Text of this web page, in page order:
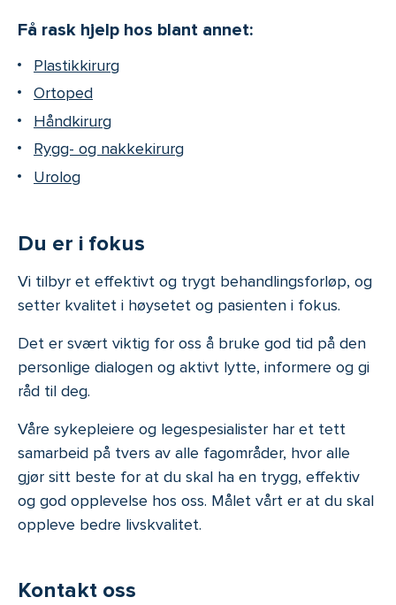
Få rask hjelp hos blant annet:
Plastikkirurg
Ortoped
Håndkirurg
Rygg- og nakkekirurg
Urolog
Du er i fokus
Vi tilbyr et effektivt og trygt behandlingsforløp, og
setter kvalitet i høysetet og pasienten i fokus.
Det er svært viktig for oss å bruke god tid på den
personlige dialogen og aktivt lytte, informere og gi
råd til deg.
Våre sykepleiere og legespesialister har et tett
samarbeid på tvers av alle fagområder, hvor alle
gjør sitt beste for at du skal ha en trygg, effektiv
og god opplevelse hos oss. Målet vårt er at du skal
oppleve bedre livskvalitet.
Kontakt oss